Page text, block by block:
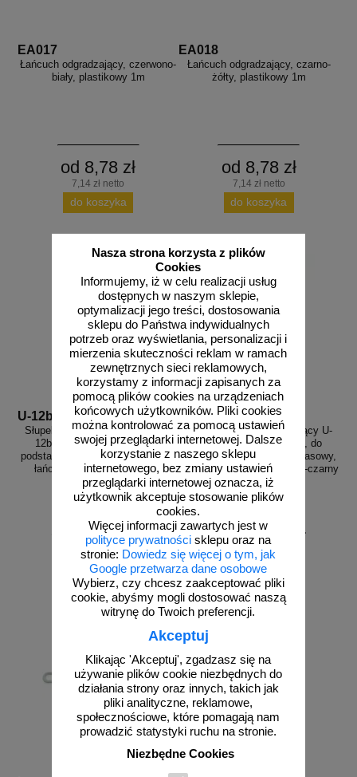
Nasza strona korzysta z plików
Cookies
Informujemy, iż w celu realizacji usług
dostępnych w naszym sklepie,
optymalizacji jego treści, dostosowania
sklepu do Państwa indywidualnych
potrzeb oraz wyświetlania, personalizacji i
mierzenia skuteczności reklam w ramach
zewnętrznych sieci reklamowych,
korzystamy z informacji zapisanych za
pomocą plików cookies na urządzeniach
końcowych użytkowników. Pliki cookies
można kontrolować za pomocą ustawień
swojej przeglądarki internetowej. Dalsze
korzystanie z naszego sklepu
internetowego, bez zmiany ustawień
przeglądarki internetowej oznacza, iż
użytkownik akceptuje stosowanie plików
cookies.
Więcej informacji zawartych jest w
polityce prywatności sklepu oraz na
stronie: Dowiedz się więcej o tym, jak
Google przetwarza dane osobowe
Wybierz, czy chcesz zaakceptować pliki
cookie, abyśmy mogli dostosować naszą
witrynę do Twoich preferencji.
Akceptuj
Klikając 'Akceptuj', zgadzasz się na
używanie plików cookie niezbędnych do
działania strony oraz innych, takich jak
pliki analityczne, reklamowe,
społecznościowe, które pomagają nam
prowadzić statystyki ruchu na stronie.
Niezbędne Cookies
EA017
Łańcuch odgradzający, czerwono-
biały, plastikowy 1m
od 8,78 zł
7,14 zł netto
do koszyka
EA018
Łańcuch odgradzający, czarno-
żółty, plastikowy 1m
od 8,78 zł
7,14 zł netto
do koszyka
U-12b b-cz
Słupek parkingowy blokujący U-
12b | metalowy, 100 cm, do
podstawy drogowej, tymczasowy,
łańcuchowy, 2 uszka, biało-
czerwony
od 159,90 zł
130,00 zł netto
do koszyka
U-12b z-cz
Słupek parkingowy blokujący U-
12b | metalowy, 100 cm, do
podstawy drogowej, tymczasowy,
łańcuchowy, 2 uszka, żółto-czarny
od 159,90 zł
130,00 zł netto
do koszyka